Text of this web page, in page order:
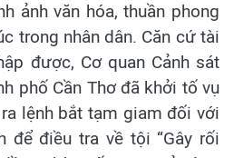
ảnh văn hóa, thuần phong
trong nhân dân. Căn cứ tài
được, Cơ quan Cảnh sát
phố Cần Thơ đã khởi tố vụ
lệnh bắt tạm giam đối với
để điều tra về tội “Gây rối